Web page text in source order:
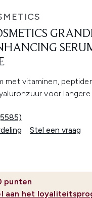
met vitaminen,
voor
beoordelingen.
Stel een vraag
punten
aan het